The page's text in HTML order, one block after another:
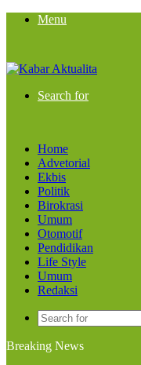
Menu
Search for
Home
Advetorial
Ekbis
Politik
Birokrasi
Umum
Otomotif
Pendidikan
Life Style
Umum
Redaksi
Breaking News